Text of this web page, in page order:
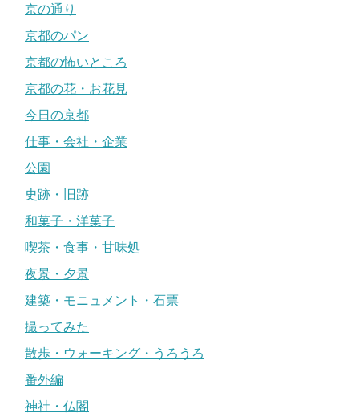
京の通り
京都のパン
京都の怖いところ
京都の花・お花見
今日の京都
仕事・会社・企業
公園
史跡・旧跡
和菓子・洋菓子
喫茶・食事・甘味処
夜景・夕景
建築・モニュメント・石票
撮ってみた
散歩・ウォーキング・うろうろ
番外編
神社・仏閣